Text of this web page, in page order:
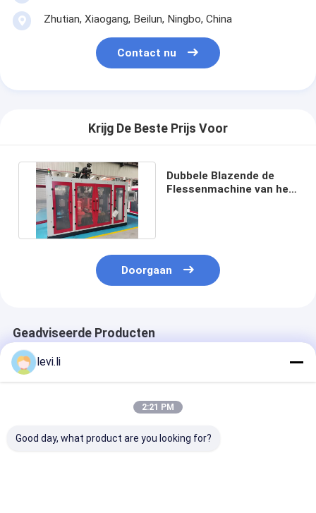
Zhutian, Xiaogang, Beilun, Ningbo, China
Contact nu
Krijg De Beste Prijs Voor
Dubbele Blazende de
Flessenmachine van het
Doorgaan
Geadviseerde Producten
levi.li
2:21 PM
Good day, what product are you looking for?